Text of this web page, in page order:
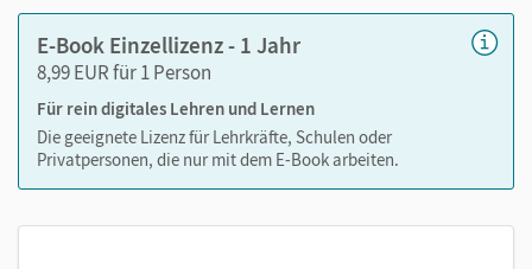
E-Book Einzellizenz - 1 Jahr
8,99 EUR für 1 Person
Für rein digitales Lehren und Lernen
Die geeignete Lizenz für Lehrkräfte, Schulen oder
Privatpersonen, die nur mit dem E-Book arbeiten.